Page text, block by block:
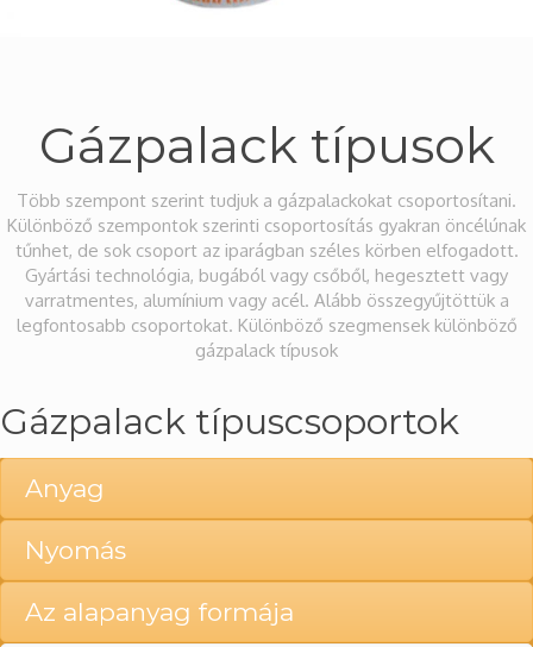
Gázpalack típusok
Több szempont szerint tudjuk a gázpalackokat csoportosítani.
Különböző szempontok szerinti csoportosítás gyakran öncélúnak
tűnhet, de sok csoport az iparágban széles körben elfogadott.
Gyártási technológia, bugából vagy csőből, hegesztett vagy
varratmentes, alumínium vagy acél. Alább összegyűjtöttük a
legfontosabb csoportokat. Különböző szegmensek különböző
gázpalack típusok
Gázpalack típuscsoportok
Anyag
Nyomás
Az alapanyag formája